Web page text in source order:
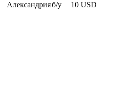
Александрияб/у 10 USD